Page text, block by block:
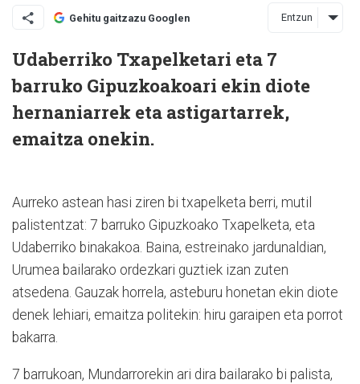
Gehitu gaitzazu Googlen Entzun
Udaberriko Txapelketari eta 7
barruko Gipuzkoakoari ekin diote
hernaniarrek eta astigartarrek,
emaitza onekin.
Aurreko astean hasi ziren bi txapelketa berri, mutil
palistentzat: 7 barruko Gipuzkoako Txapelketa, eta
Udaberriko binakakoa. Baina, estreinako jardunaldian,
Urumea bailarako ordezkari guztiek izan zuten
atsedena. Gauzak horrela, asteburu honetan ekin diote
denek lehiari, emaitza politekin: hiru garaipen eta porrot
bakarra.
7 barrukoan, Mundarrorekin ari dira bailarako bi palista,